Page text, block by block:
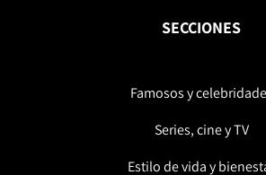
SECCIONES
Famosos y
Series, cine y TV
Estilo de vida y